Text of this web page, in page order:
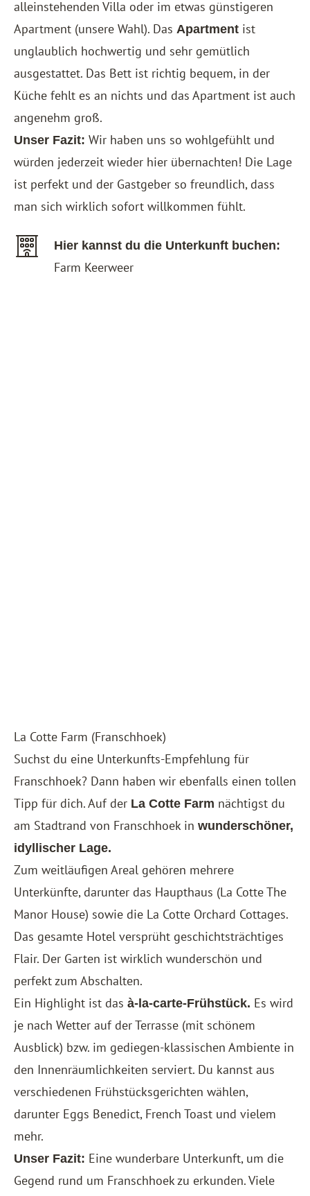
alleinstehenden Villa oder im etwas günstigeren
Apartment (unsere Wahl). Das Apartment ist
unglaublich hochwertig und sehr gemütlich
ausgestattet. Das Bett ist richtig bequem, in der
Küche fehlt es an nichts und das Apartment ist auch
angenehm groß.
Unser Fazit: Wir haben uns so wohlgefühlt und
würden jederzeit wieder hier übernachten! Die Lage
ist perfekt und der Gastgeber so freundlich, dass
man sich wirklich sofort willkommen fühlt.
Hier kannst du die Unterkunft buchen:
Farm Keerweer
La Cotte Farm (Franschhoek)
Suchst du eine Unterkunfts-Empfehlung für
Franschhoek? Dann haben wir ebenfalls einen tollen
Tipp für dich. Auf der La Cotte Farm nächtigst du
am Stadtrand von Franschhoek in wunderschöner,
idyllischer Lage.
Zum weitläufigen Areal gehören mehrere
Unterkünfte, darunter das Haupthaus (La Cotte The
Manor House) sowie die La Cotte Orchard Cottages.
Das gesamte Hotel versprüht geschichtsträchtiges
Flair. Der Garten ist wirklich wunderschön und
perfekt zum Abschalten.
Ein Highlight ist das à-la-carte-Frühstück. Es wird
je nach Wetter auf der Terrasse (mit schönem
Ausblick) bzw. im gediegen-klassischen Ambiente in
den Innenräumlichkeiten serviert. Du kannst aus
verschiedenen Frühstücksgerichten wählen,
darunter Eggs Benedict, French Toast und vielem
mehr.
Unser Fazit: Eine wunderbare Unterkunft, um die
Gegend rund um Franschhoek zu erkunden. Viele